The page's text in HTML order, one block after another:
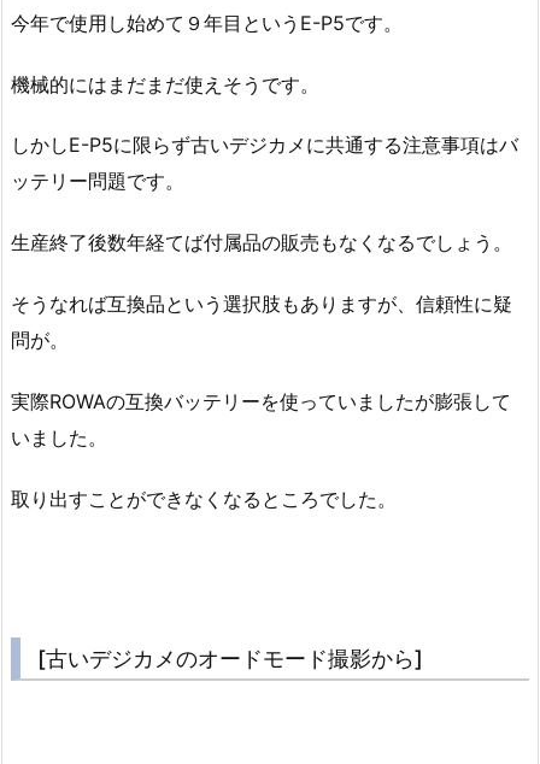
今年で使用し始めて９年目というE-P5です。
機械的にはまだまだ使えそうです。
しかしE-P5に限らず古いデジカメに共通する注意事項はバ
ッテリー問題です。
生産終了後数年経てば付属品の販売もなくなるでしょう。
そうなれば互換品という選択肢もありますが、信頼性に疑
問が。
実際ROWAの互換バッテリーを使っていましたが膨張して
いました。
取り出すことができなくなるところでした。
[古いデジカメのオードモード撮影から]